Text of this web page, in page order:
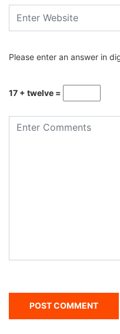
Please enter an answer in
17 + twelve =